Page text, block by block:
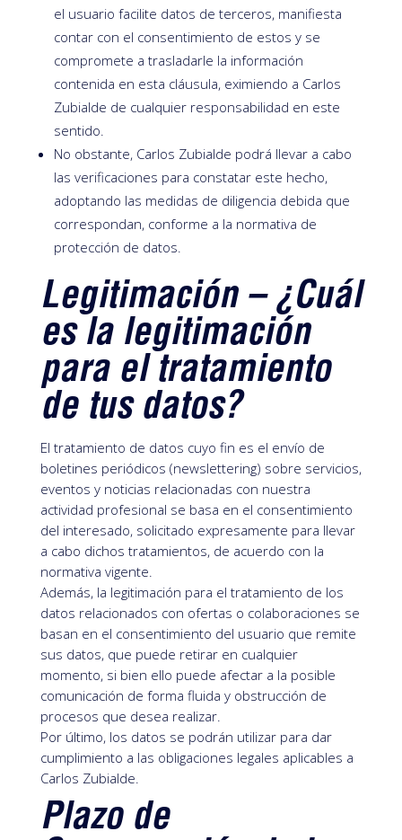
el usuario facilite datos de terceros, manifiesta
contar con el consentimiento de estos y se
compromete a trasladarle la información
contenida en esta cláusula, eximiendo a Carlos
Zubialde de cualquier responsabilidad en este
sentido.
No obstante, Carlos Zubialde podrá llevar a cabo
las verificaciones para constatar este hecho,
adoptando las medidas de diligencia debida que
correspondan, conforme a la normativa de
protección de datos.
Legitimación – ¿Cuál
es la legitimación
para el tratamiento
de tus datos?
El tratamiento de datos cuyo fin es el envío de
boletines periódicos (newslettering) sobre servicios,
eventos y noticias relacionadas con nuestra
actividad profesional se basa en el consentimiento
del interesado, solicitado expresamente para llevar
a cabo dichos tratamientos, de acuerdo con la
normativa vigente.
Además, la legitimación para el tratamiento de los
datos relacionados con ofertas o colaboraciones se
basan en el consentimiento del usuario que remite
sus datos, que puede retirar en cualquier
momento, si bien ello puede afectar a la posible
comunicación de forma fluida y obstrucción de
procesos que desea realizar.
Por último, los datos se podrán utilizar para dar
cumplimiento a las obligaciones legales aplicables a
Carlos Zubialde.
Plazo de